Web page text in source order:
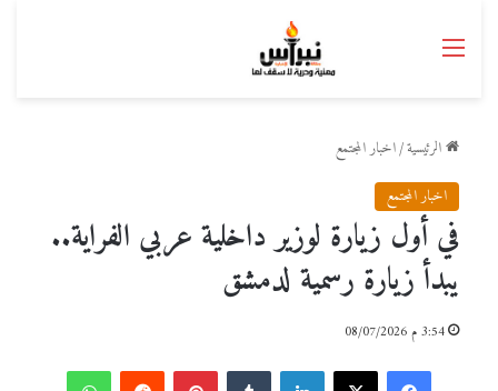
القائمة
الرئيسية/اخبار المجتمع
اخبار المجتمع
في أول زيارة لوزير داخلية عربي الفراية..
يبدأ زيارة رسمية لدمشق
3:54 م 08/07/2026
فيسبوك ‫X لينكدإن بينتيريست واتساب